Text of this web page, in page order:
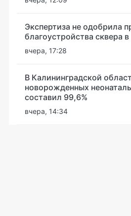
Экспертиза не одобрила
благоустройства сквера
вчера, 17:28
В Калининградской
новорожденных
составил 99,6%
вчера, 14:34